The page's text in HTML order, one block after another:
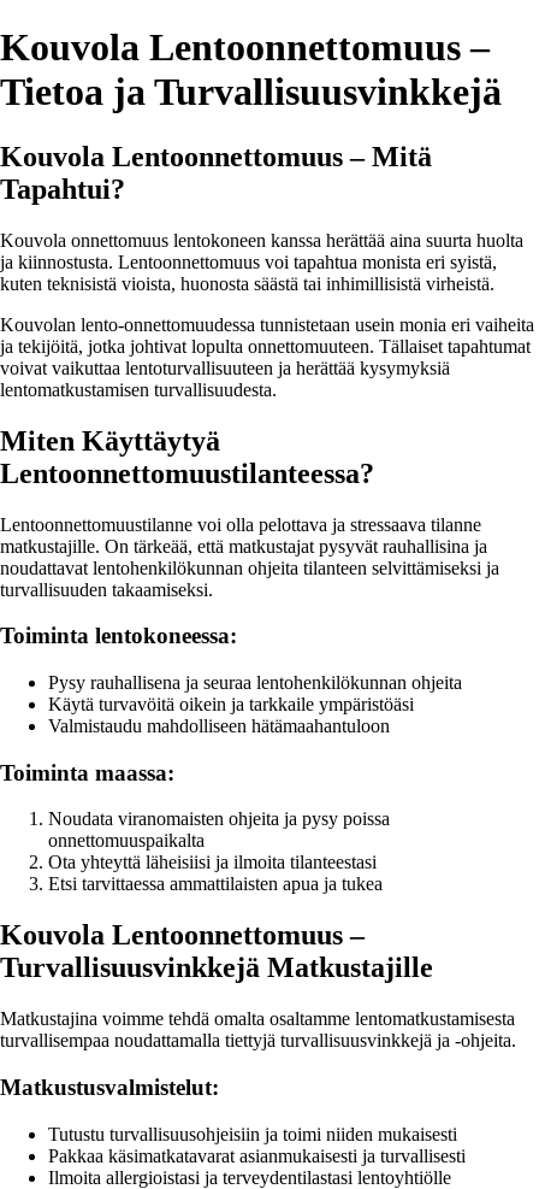
Kouvola Lentoonnettomuus –
Tietoa ja Turvallisuusvinkkejä
Kouvola Lentoonnettomuus – Mitä
Tapahtui?
Kouvola onnettomuus lentokoneen kanssa herättää aina suurta huolta
ja kiinnostusta. Lentoonnettomuus voi tapahtua monista eri syistä,
kuten teknisistä vioista, huonosta säästä tai inhimillisistä virheistä.
Kouvolan lento-onnettomuudessa tunnistetaan usein monia eri vaiheita
ja tekijöitä, jotka johtivat lopulta onnettomuuteen. Tällaiset tapahtumat
voivat vaikuttaa lentoturvallisuuteen ja herättää kysymyksiä
lentomatkustamisen turvallisuudesta.
Miten Käyttäytyä
Lentoonnettomuustilanteessa?
Lentoonnettomuustilanne voi olla pelottava ja stressaava tilanne
matkustajille. On tärkeää, että matkustajat pysyvät rauhallisina ja
noudattavat lentohenkilökunnan ohjeita tilanteen selvittämiseksi ja
turvallisuuden takaamiseksi.
Toiminta lentokoneessa:
Pysy rauhallisena ja seuraa lentohenkilökunnan ohjeita
Käytä turvavöitä oikein ja tarkkaile ympäristöäsi
Valmistaudu mahdolliseen hätämaahantuloon
Toiminta maassa:
Noudata viranomaisten ohjeita ja pysy poissa
onnettomuuspaikalta
Ota yhteyttä läheisiisi ja ilmoita tilanteestasi
Etsi tarvittaessa ammattilaisten apua ja tukea
Kouvola Lentoonnettomuus –
Turvallisuusvinkkejä Matkustajille
Matkustajina voimme tehdä omalta osaltamme lentomatkustamisesta
turvallisempaa noudattamalla tiettyjä turvallisuusvinkkejä ja -ohjeita.
Matkustusvalmistelut:
Tutustu turvallisuusohjeisiin ja toimi niiden mukaisesti
Pakkaa käsimatkatavarat asianmukaisesti ja turvallisesti
Ilmoita allergioistasi ja terveydentilastasi lentoyhtiölle